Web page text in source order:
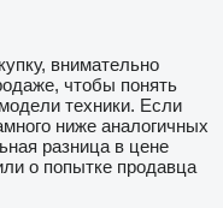
внимательно
чтобы понять
техники. Если
ниже аналогичных
разница в цене
о попытке продавца